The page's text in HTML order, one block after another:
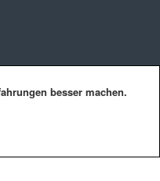
besser machen.